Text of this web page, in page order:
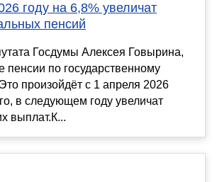
году на 6,8% увеличат
пенсий
Госдумы Алексея Говырина,
пенсии по государственному
произойдёт с 1 апреля 2026
в следующем году увеличат
выплат.К...